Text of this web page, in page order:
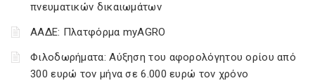
πνευματικών δικαιωμάτων
ΑΑΔΕ: Πλατφόρμα myAGRO
Φιλοδωρήματα: Αύξηση του αφορολόγητου ορίου από
300 ευρώ τον μήνα σε 6.000 ευρώ τον χρόνο